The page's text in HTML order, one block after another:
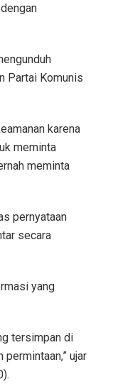
Partai Komunis
karena
meminta
meminta
pernyataan
secara
yang
tersimpan di
ujar